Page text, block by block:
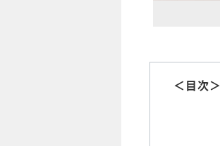
＜目次＞